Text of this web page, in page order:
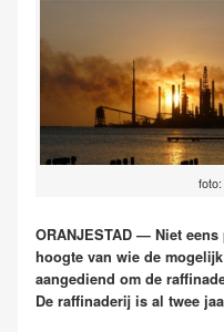
ORANJESTAD — Niet
hoogte van wie de
aangediend om de
De raffinaderij is al twee